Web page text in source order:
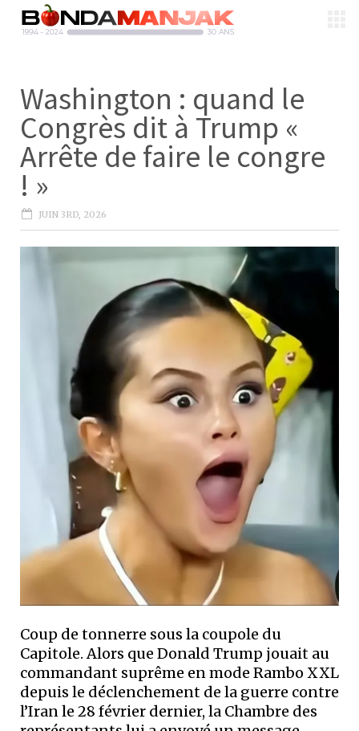
Washington : quand le
Congrès dit à Trump «
Arrête de faire le congre
! »
JUIN 3RD, 2026
Coup de tonnerre sous la coupole du
Capitole. Alors que Donald Trump jouait au
commandant suprême en mode Rambo XXL
depuis le déclenchement de la guerre contre
l’Iran le 28 février dernier, la Chambre des